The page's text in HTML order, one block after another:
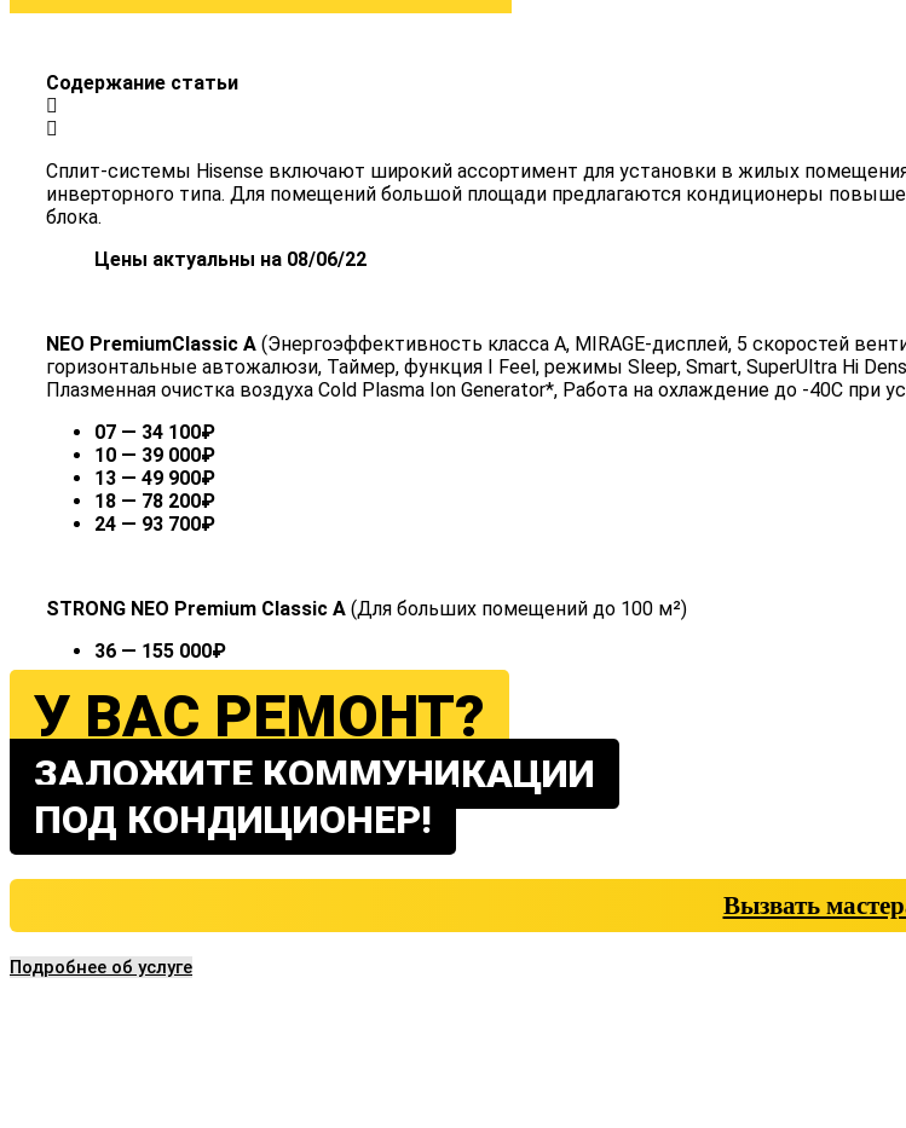
Содержание статьи
Сплит-системы Hisense включают широкий ассортимент для установки в жилых
инверторного типа. Для помещений большой площади предлагаются кондиционеры
блока.
Цены актуальны на 08/06/22
NEO PremiumClassic A (Энергоэффективность класса А, MIRAGE-дисплей, 5 скоростей
горизонтальные автожалюзи, Таймер, функция I Feel, режимы Sleep, Smart, SuperUltra Hi
Плазменная очистка воздуха Cold Plasma Ion Generator*, Работа на охлаждение до -40С при
07 — 34 100₽
10 — 39 000₽
13 — 49 900₽
18 — 78 200₽
24 — 93 700₽
STRONG NEO Premium Classic A (Для больших помещений до 100 м²)
36 — 155 000₽
У ВАС РЕМОНТ?
ЗАЛОЖИТЕ КОММУНИКАЦИИ
ПОД КОНДИЦИОНЕР!
Вызвать
Подробнее об услуге